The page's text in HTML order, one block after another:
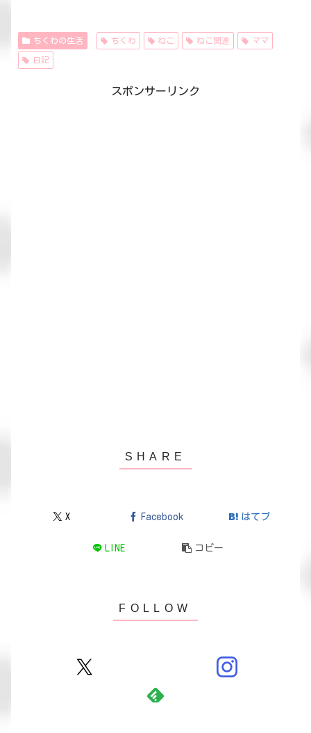
ちくわの生活 ちくわ ねこ ねこ関連 ママ
日記
スポンサーリンク
X Facebook はてブ
LINE コピー